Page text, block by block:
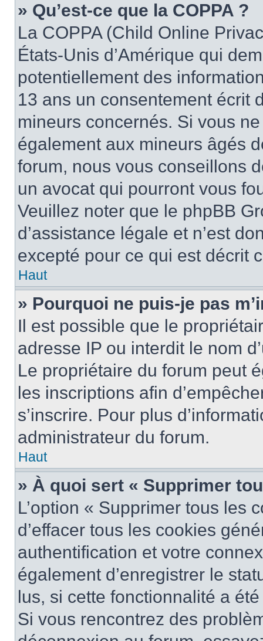
» Qu’est-ce que la COPPA ?
La COPPA (Child Online
États-Unis d’Amérique qui
potentiellement des
13 ans un consentement écrit
mineurs concernés. Si vous
également aux mineurs âgés
forum, nous vous conseillons
un avocat qui pourront vous
Veuillez noter que le phpBB
d’assistance légale et n’est
excepté pour ce qui est décrit
Haut
» Pourquoi ne puis-je pas
Il est possible que le
adresse IP ou interdit le nom
Le propriétaire du forum peut
les inscriptions afin
s’inscrire. Pour plus
administrateur du forum.
Haut
» À quoi sert « Supprimer
L’option « Supprimer tous les
d’effacer tous les cookies
authentification et votre
également d’enregistrer le
lus, si cette fonctionnalité a
Si vous rencontrez des